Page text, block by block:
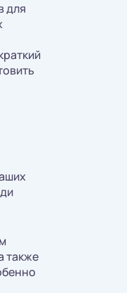
для
также